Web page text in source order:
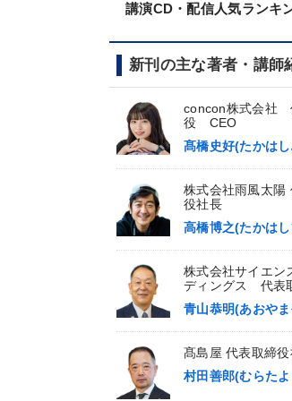
講演CD・配信人気ランキ
新刊の主な著者・講師
concon株式会社
役 CEO
髙橋史好(たかは
株式会社雨風太陽
役社長
高橋博之(たかは
株式会社サイエン
ディングス 代表
青山恭明(あおや
髙島屋 代表取締
村田善郎(むらた